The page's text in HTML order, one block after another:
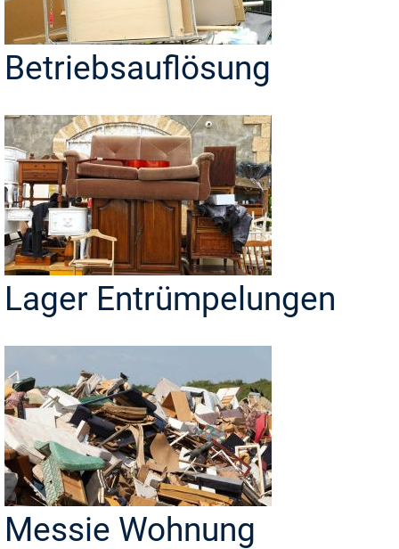
Betriebsauflösung
Lager Entrümpelungen
Messie Wohnung